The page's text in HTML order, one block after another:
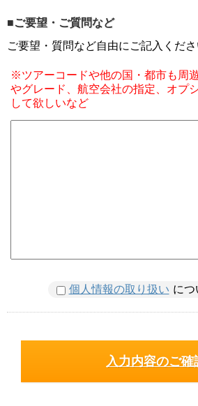
■ご要望・ご質問など
ご要望・質問など自由にご記入くださ
※ツアーコードや他の国・都市も周
やグレード、航空会社の指定、オプ
して欲しいなど
個人情報の取り扱い につ